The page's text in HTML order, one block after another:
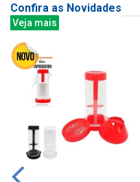
Confira as Novidades
Veja mais